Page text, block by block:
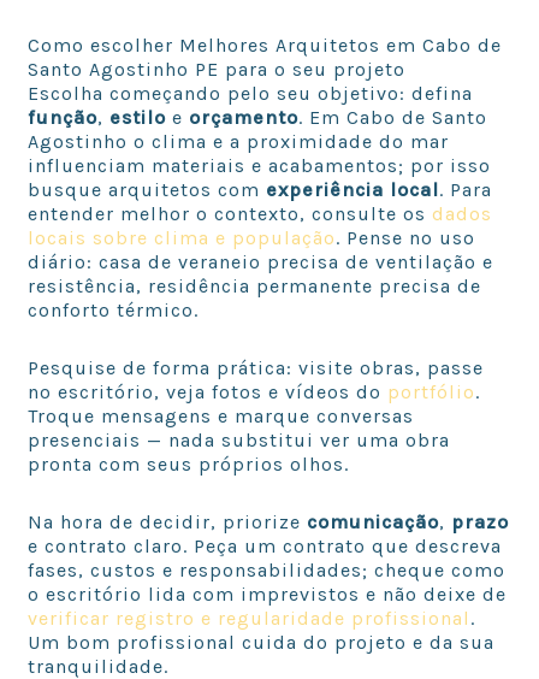
Como escolher Melhores Arquitetos em Cabo de
Santo Agostinho PE para o seu projeto
Escolha começando pelo seu objetivo: defina
função, estilo e orçamento. Em Cabo de Santo
Agostinho o clima e a proximidade do mar
influenciam materiais e acabamentos; por isso
busque arquitetos com experiência local. Para
entender melhor o contexto, consulte os dados
locais sobre clima e população. Pense no uso
diário: casa de veraneio precisa de ventilação e
resistência, residência permanente precisa de
conforto térmico.
Pesquise de forma prática: visite obras, passe
no escritório, veja fotos e vídeos do portfólio.
Troque mensagens e marque conversas
presenciais — nada substitui ver uma obra
pronta com seus próprios olhos.
Na hora de decidir, priorize comunicação, prazo
e contrato claro. Peça um contrato que descreva
fases, custos e responsabilidades; cheque como
o escritório lida com imprevistos e não deixe de
verificar registro e regularidade profissional .
Um bom profissional cuida do projeto e da sua
tranquilidade.